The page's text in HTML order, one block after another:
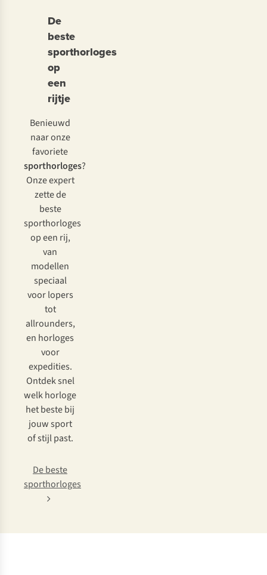
De
beste
sporthorloges
op
een
rijtje
Benieuwd
naar onze
favoriete
sporthorloges?
Onze expert
zette de
beste
sporthorloges
op een rij,
van
modellen
speciaal
voor lopers
tot
allrounders,
en horloges
voor
expedities.
Ontdek snel
welk horloge
het beste bij
jouw sport
of stijl past.
De beste
sporthorloges